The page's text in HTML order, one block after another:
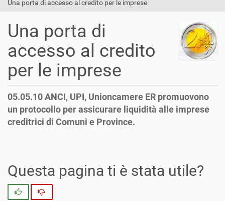
Una porta di accesso al credito per le imprese
Una porta di
accesso al credito
per le imprese
05.05.10 ANCI, UPI, Unioncamere ER promuovono
un protocollo per assicurare liquidità alle imprese
creditrici di Comuni e Province.
Questa pagina ti è stata utile?